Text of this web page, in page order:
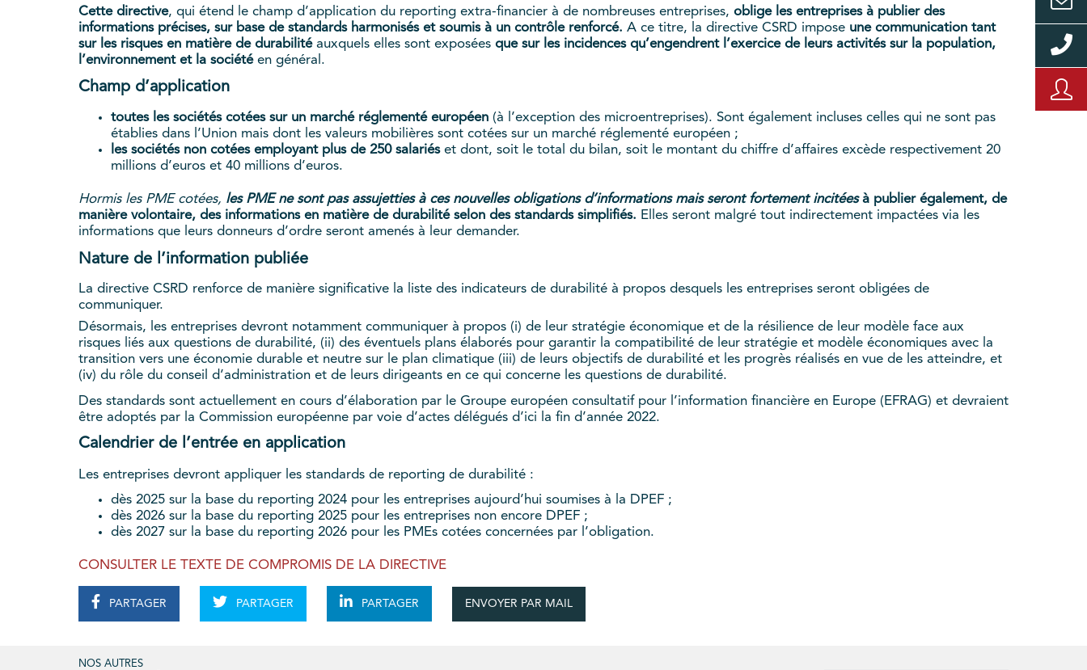
Cette directive, qui étend le champ d’application du reporting extra-financier à de nombreuses entreprises, oblige les entreprises à publier des
informations précises, sur base de standards harmonisés et soumis à un contrôle renforcé. A ce titre, la directive CSRD impose une communication tant
sur les risques en matière de durabilitéauxquels elles sont exposées que sur les incidences qu’engendrent l’exercice de leurs activités sur la population,
l’environnement et la sociétéen général.
Champ d’application
toutes les sociétés cotées sur un marché réglementé européen (à l’exception des microentreprises). Sont également incluses celles qui ne sont pas
établies dans l’Union mais dont les valeurs mobilières sont cotées sur un marché réglementé européen ;
les sociétés non cotées employant plus de 250 salariéset dont, soit le total du bilan, soit le montant du chiffre d’affaires excède respectivement 20
millions d’euros et 40 millions d’euros.
Hormis les PME cotées, les PME ne sont pas assujetties à ces nouvelles obligations d’informations mais seront fortement incitéesà publier également, de
manière volontaire, des informations en matière de durabilité selon des standards simplifiés. Elles seront malgré tout indirectement impactées via les
informations que leurs donneurs d’ordre seront amenés à leur demander.
Nature de l’information publiée
La directive CSRD renforce de manière significative la liste des indicateurs de durabilité à propos desquels les entreprises seront obligées de
communiquer.
Désormais, les entreprises devront notamment communiquer à propos (i) de leur stratégie économique et de la résilience de leur modèle face aux
risques liés aux questions de durabilité, (ii) des éventuels plans élaborés pour garantir la compatibilité de leur stratégie et modèle économiques avec la
transition vers une économie durable et neutre sur le plan climatique (iii) de leurs objectifs de durabilité et les progrès réalisés en vue de les atteindre, et
(iv) du rôle du conseil d’administration et de leurs dirigeants en ce qui concerne les questions de durabilité.
Des standards sont actuellement en cours d’élaboration par le Groupe européen consultatif pour l’information financière en Europe (EFRAG) et devraient
être adoptés par la Commission européenne par voie d’actes délégués d’ici la fin d’année 2022.
Calendrier de l’entrée en application
Les entreprises devront appliquer les standards de reporting de durabilité :
dès 2025 sur la base du reporting 2024 pour les entreprises aujourd’hui soumises à la DPEF ;
dès 2026 sur la base du reporting 2025 pour les entreprises non encore DPEF ;
dès 2027 sur la base du reporting 2026 pour les PMEs cotées concernées par l’obligation.
CONSULTER LE TEXTE DE COMPROMIS DE LA DIRECTIVE
PARTAGER PARTAGER PARTAGER ENVOYER PAR MAIL
NOS AUTRES